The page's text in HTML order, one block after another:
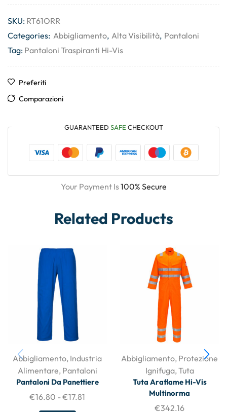
SKU: RT61ORR
Categories: Abbigliamento, Alta Visibilità, Pantaloni
Tag: Pantaloni Traspiranti Hi-Vis
Preferiti
Comparazioni
GUARANTEED SAFE CHECKOUT
Your Payment Is100% Secure
Related Products
Abbigliamento, Industria
Alimentare, Pantaloni
Pantaloni Da Panettiere
€16.80 -€17.81
Abbigliamento, Protezione
Ignifuga,Tuta
Tuta Araflame Hi-Vis
Multinorma
€342.16